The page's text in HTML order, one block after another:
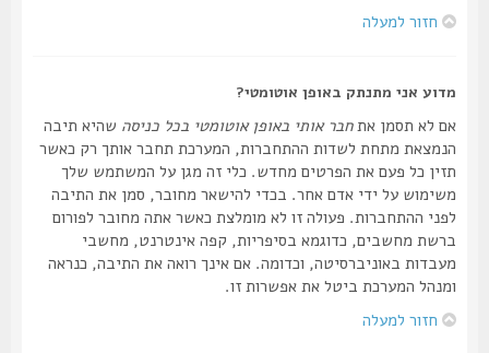
חזור למעלה
מדוע אני מתנתק באופן אוטומטי?
אם לא תסמן אתחבר אותי באופן אוטומטי בכל כניסהשהיא תיבה
הנמצאת מתחת לשדות ההתחברות, המערכת תחבר אותך רק כאשר
תזין כל פעם את הפרטים מחדש. כלי זה מגן על המשתמש שלך
משימוש על ידי אדם אחר. בכדי להישאר מחובר, סמן את התיבה
לפני ההתחברות. פעולה זו לא מומלצת כאשר אתה מחובר לפורום
ברשת מחשבים, כדוגמא בסיפריות, קפה אינטרנט, מחשבי
מעבדות באוניברסיטה, וכדומה. אם אינך רואה את התיבה, כנראה
ומנהל המערכת ביטל את אפשרות זו.
חזור למעלה